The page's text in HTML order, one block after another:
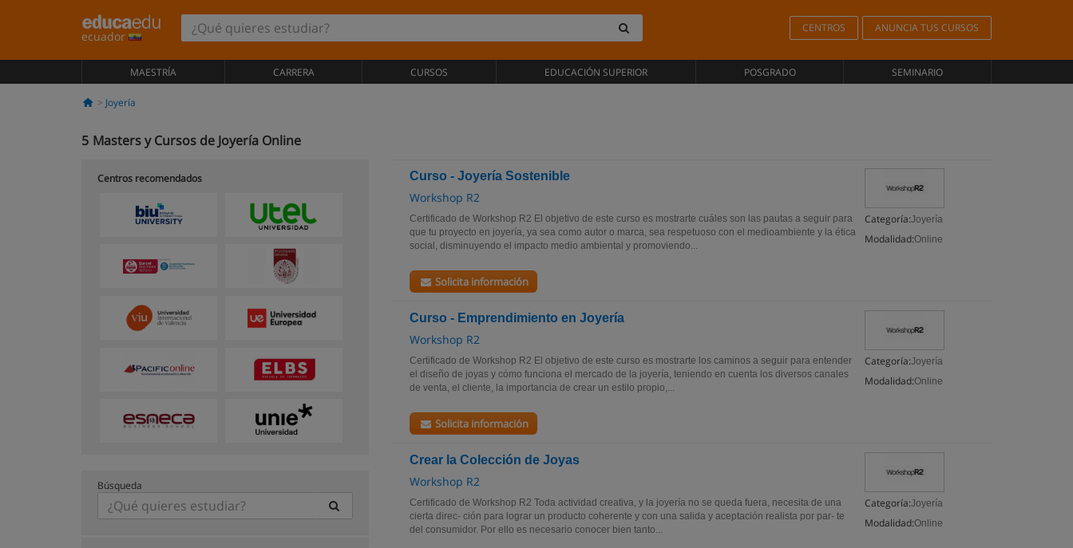
ecuador
CENTROS ANUNCIA TUS CURSOS
MAESTRÍA CARRERA CURSOS EDUCACIÓN SUPERIOR POSGRADO SEMINARIO
Joyería
5 Masters y Cursos de Joyería Online
Curso - Joyería Sostenible
Workshop R2
Categoría:Joyería
Modalidad:Online
Certificado de Workshop R2 El objetivo de este curso es mostrarte cuáles son las pautas a seguir para
que tu proyecto en joyería, ya sea como autor o marca, sea respetuoso con el medioambiente y la ética
social, disminuyendo el impacto medio ambiental y promoviendo...
Solicita información
Curso - Emprendimiento en Joyería
Workshop R2
Categoría:Joyería
Modalidad:Online
Certificado de Workshop R2 El objetivo de este curso es mostrarte los caminos a seguir para entender
el diseño de joyas y cómo funciona el mercado de la joyería, teniendo en cuenta los diversos canales
de venta, el cliente, la importancia de crear un estilo propio,...
Solicita información
Crear la Colección de Joyas
Workshop R2
Categoría:Joyería
Modalidad:Online
Certificado de Workshop R2 Toda actividad creativa, y la joyería no se queda fuera, necesita de una
cierta direc- ción para lograr un producto coherente y con una salida y aceptación realista por par- te
del consumidor. Por ello es necesario conocer bien tanto...
Centros recomendados
Búsqueda